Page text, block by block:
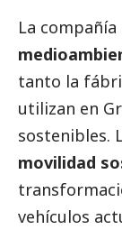
La
tanto la
utilizan en
sostenibles.
movilidad
vehículos